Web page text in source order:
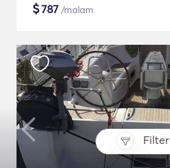
Filter
$787 /malam